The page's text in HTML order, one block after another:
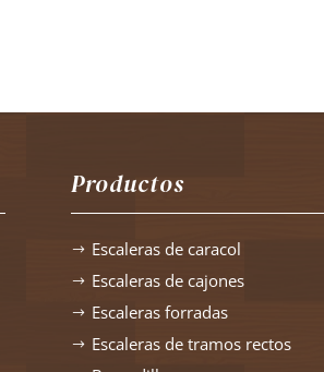
Productos
$ Escaleras de caracol
$ Escaleras de cajones
$ Escaleras forradas
$ Escaleras de tramos rectos